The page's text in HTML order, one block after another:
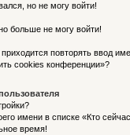
но не могу войти!
больше не могу войти!
повторять ввод
cookies конференции»?
имени в списке «Кто
время!